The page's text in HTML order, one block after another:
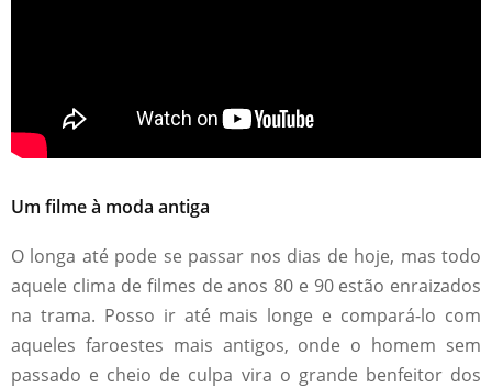
Um filme à moda antiga
O longa até pode se passar nos dias de hoje, mas todo
aquele clima de filmes de anos 80 e 90 estão enraizados
na trama. Posso ir até mais longe e compará-lo com
aqueles faroestes mais antigos, onde o homem sem
passado e cheio de culpa vira o grande benfeitor dos